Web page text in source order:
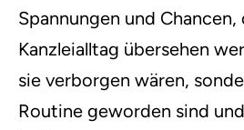
Spannungen und Chancen,
Kanzleialltag übersehen
sie verborgen wären,
Routine geworden sind